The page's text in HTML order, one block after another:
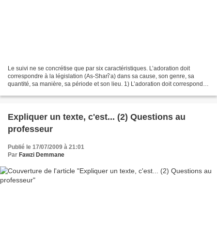
Le suivi ne se concrétise que par six caractéristiques. L’adoration doit
correspondre à la législation (As-Sharî’a) dans sa cause, son genre, sa
quantité, sa manière, sa période et son lieu. 1) L’adoration doit correspondre
Expliquer un texte, c'est... (2) Questions au
professeur
Publié le 17/07/2009 à 21:01
Par Fawzi Demmane